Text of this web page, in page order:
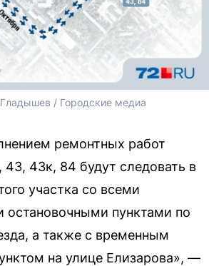
/ Городские медиа
ремонтных работ
43к, 84 будут следовать в
участка со всеми
пунктами по
а также с временным
на улице Елизарова», —